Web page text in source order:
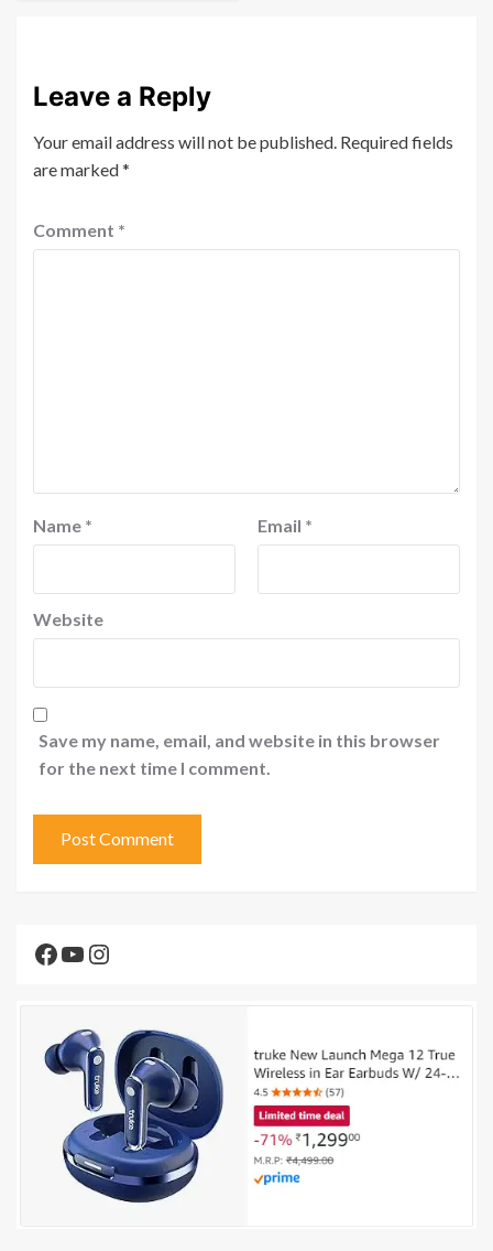
Leave a Reply
Your email address will not be published. Required fields
are marked*
Comment *
Name * Email *
Website
Save my name, email, and website in this browser
for the next time I comment.
Facebook
YouTube
Instagram